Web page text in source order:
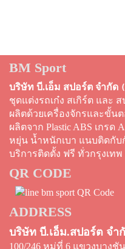
BM Sport
บริษัท บี.เอ็ม สปอร์ต จำกัด
ชุดแต่งรถเก๋ง สเกิร์ต และ
ผลิตด้วยเครื่องจักรและขั้
ผลิตจาก Plastic ABS เกร
หยุ่น น้ำหนักเบา แนบติดกับ
บริการติดตั้ง ฟรี ทั่วกรุงเท
QR CODE
ADDRESS
บริษัท บี.เอ็ม.สปอร์ต จำ
100/246 หมู่ที่ 6 แขวงบางชั